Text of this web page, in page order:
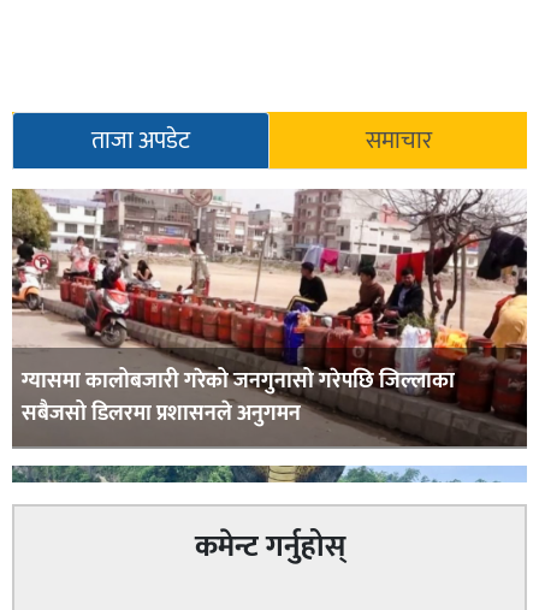
ताजा अपडेट समाचार
ग्यासमा कालोबजारी गरेको जनगुनासो गरेपछि जिल्लाका
सबैजसो डिलरमा प्रशासनले अनुगमन
कमेन्ट गर्नुहोस्